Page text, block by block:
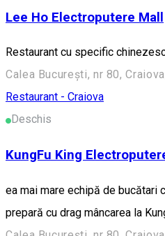
Lee Ho Electroputere Mall
Restaurant cu specific
Calea București, nr 80,
Restaurant - Craiova
Deschis
KungFu King
ea mai mare echipă de bucătari
prepară cu drag mâncarea la